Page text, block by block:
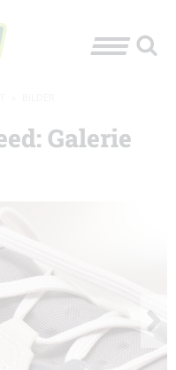
Galerie